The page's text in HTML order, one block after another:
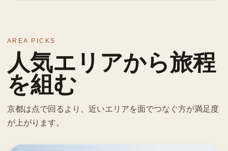
AREA PICKS
人気エリアから旅程
を組む
京都は点で回るより、近いエリアを面でつなぐ方が満足度
が上がります。